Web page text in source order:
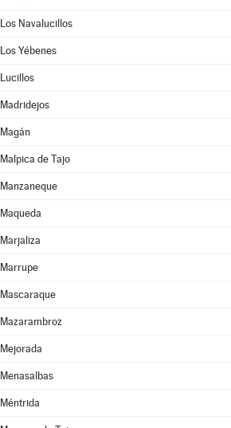
Los Navalucillos
Los Yébenes
Lucillos
Madridejos
Magán
Malpica de Tajo
Manzaneque
Maqueda
Marjaliza
Marrupe
Mascaraque
Mazarambroz
Mejorada
Menasalbas
Méntrida